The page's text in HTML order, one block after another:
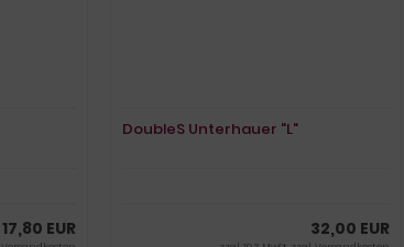
17,80 EUR
DoubleS Unterhauer "L"
32,00 EUR